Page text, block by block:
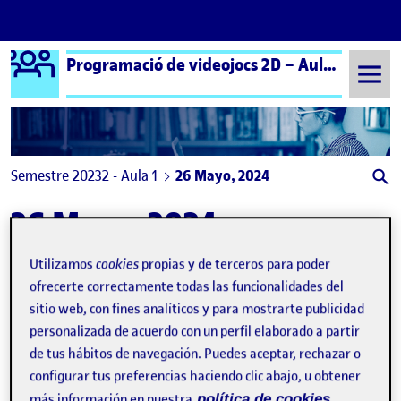
Saltar al contenido
Logo Ágora Programació de videojocs 2D – Aula 1 | Programación de videojuegos 2D – Aula 1
Semestre 20232 - Aula 1 26 Mayo, 2024
26 Mayo, 2024
PEC 3 Super Arqueóloga
Publicado por
Camilo Andrés Alzate Arenas
Visibilidad:
Pública - Fecha de publicación
26 May 202427 mayo, 2024 3:47 pm
-comentarioen PEC 3 Super Arqueóloga
Utilizamoscookies propias y de terceros para poder
ofrecerte correctamente todas las funcionalidades del
sitio web, con fines analíticos y para mostrarte publicidad
personalizada de acuerdo con un perfil elaborado a partir
de tus hábitos de navegación. Puedes aceptar, rechazar o
configurar tus preferencias haciendo clic abajo, u obtener